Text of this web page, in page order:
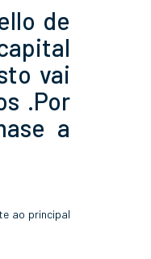
de
vai
.Por
a
ao principal